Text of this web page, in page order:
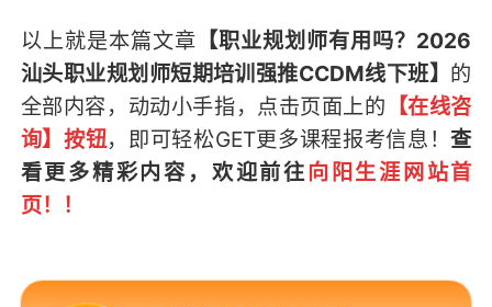
以上就是本篇文章 【职业规划师有用吗？2026
汕头职业规划师短期培训强推CCDM线下班】 的
全部内容， 动动小手指，点击页面上的 【在线咨
询】按钮，即可轻松GET更多课程报考信息 ！查
看更多精彩内容，欢迎前往向阳生涯网站首
页！！